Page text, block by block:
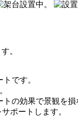
。
です。
の効果で景観を
ポートします。